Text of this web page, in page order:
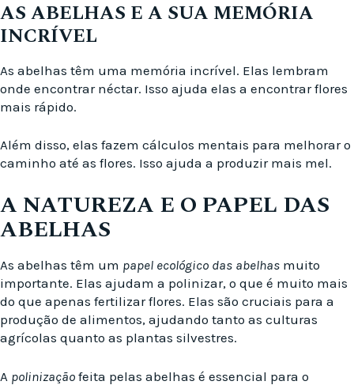
AS ABELHAS E A SUA MEMÓRIA
INCRÍVEL
As abelhas têm uma memória incrível. Elas lembram
onde encontrar néctar. Isso ajuda elas a encontrar flores
mais rápido.
Além disso, elas fazem cálculos mentais para melhorar o
caminho até as flores. Isso ajuda a produzir mais mel.
A NATUREZA E O PAPEL DAS
ABELHAS
As abelhas têm um papel ecológico das abelhas muito
importante. Elas ajudam a polinizar, o que é muito mais
do que apenas fertilizar flores. Elas são cruciais para a
produção de alimentos, ajudando tanto as culturas
agrícolas quanto as plantas silvestres.
A polinização feita pelas abelhas é essencial para o